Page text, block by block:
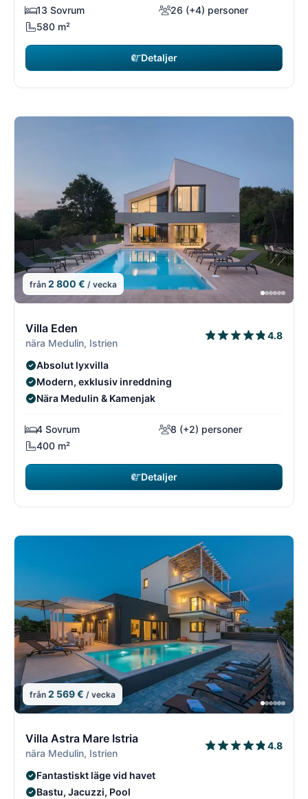
13 Sovrum
26 (+4) personer
580 m²
Detaljer
från 2 800 € / vecka
Villa Eden
nära Medulin, Istrien
4.8
Absolut lyxvilla
Modern, exklusiv inreddning
Nära Medulin & Kamenjak
4 Sovrum
8 (+2) personer
400 m²
Detaljer
från 2 569 € / vecka
Villa Astra Mare Istria
nära Medulin, Istrien
4.8
Fantastiskt läge vid havet
Bastu, Jacuzzi, Pool